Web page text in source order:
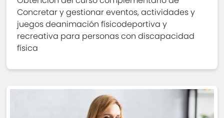
Concretar y gestionar eventos, actividades y
juegos deanimación físicodeportiva y
recreativa para personas con discapacidad
física